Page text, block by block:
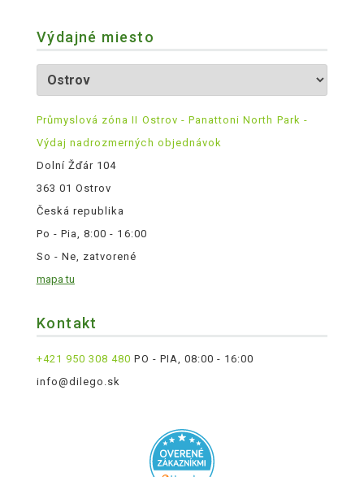
Výdajné miesto
Průmyslová zóna II Ostrov - Panattoni North Park -
Výdaj nadrozmerných objednávok
Dolní Žďár 104
363 01 Ostrov
Česká republika
Po - Pia, 8:00 - 16:00
So - Ne, zatvorené
mapa tu
Kontakt
+421 950 308 480 PO - PIA, 08:00 - 16:00
info@dilego.sk